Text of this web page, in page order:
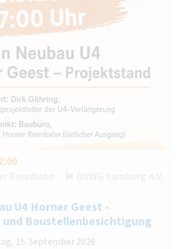
U4 Horner Geest -
Baustellenbesichtigung
15. September 2026